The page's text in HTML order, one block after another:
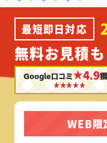
最短即日対応
無料お見積
Google口コミ★4.9
WEB限